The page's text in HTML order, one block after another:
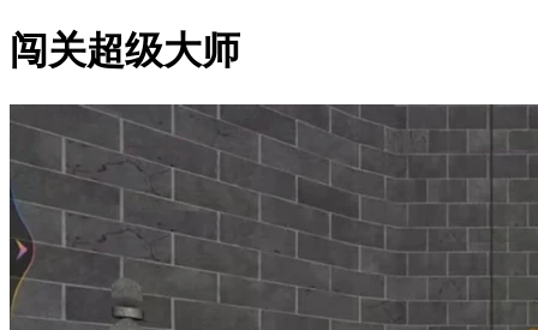
闯关超级大师